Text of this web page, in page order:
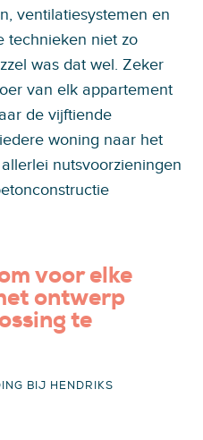
ventilatiesystemen en
technieken niet zo
was dat wel. Zeker
van elk appartement
de vijftiende
woning naar het
nutsvoorzieningen
voor elke
ontwerp
te
BIJ HENDRIKS